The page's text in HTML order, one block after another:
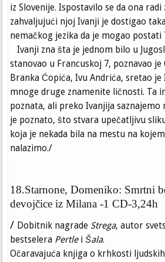
iz Slovenije. Ispostavilo se da ona radi
zahvaljujući njoj Ivanji je dostigao
nemačkog jezika da je mogao postati
Ivanji zna šta je jednom bilo u
stanovao u Francuskoj 7, poznavao
Branka Ćopića, Ivu Andrića, sretao
mnoge druge znamenite ličnosti. Ta
poznata, ali preko Ivanjija saznajemo
je poznato, što stvara upečatljivu
koja je nekada bila na mestu na
nalazimo./
18.Starnone, Domeniko: Smrtni
devojčice iz Milana -1 CD-3,24h
/ Dobitnik nagrade Strega, autor
bestselera Pertle iŠala.
Očaravajuća knjiga o krhkosti